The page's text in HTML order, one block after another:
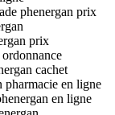
phenergan prix
prix
ordonnance
cachet
pharmacie en ligne
en ligne